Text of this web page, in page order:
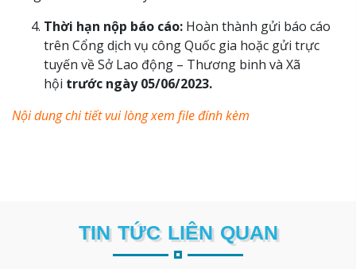
Thời hạn nộp báo cáo: Hoàn thành gửi báo cáo
trên Cổng dịch vụ công Quốc gia hoặc gửi trực
tuyến về Sở Lao động – Thương binh và Xã
hội trước ngày 05/06/2023.
Nội dung chi tiết vui lòng xem file đính kèm
TIN TỨC LIÊN QUAN